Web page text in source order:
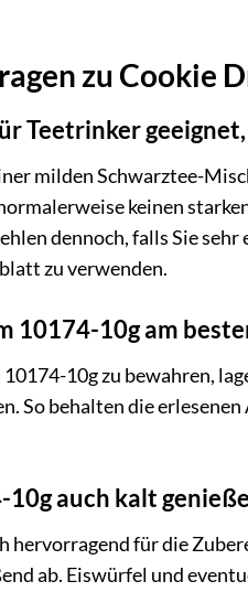
zu Cookie
Teetrinker
milden Schwarztee-
keinen
dennoch, falls Sie
zu verwenden.
10174-10g am
10g zu bewahren,
So behalten die
auch kalt
hervorragend für die
ab. Eiswürfel und